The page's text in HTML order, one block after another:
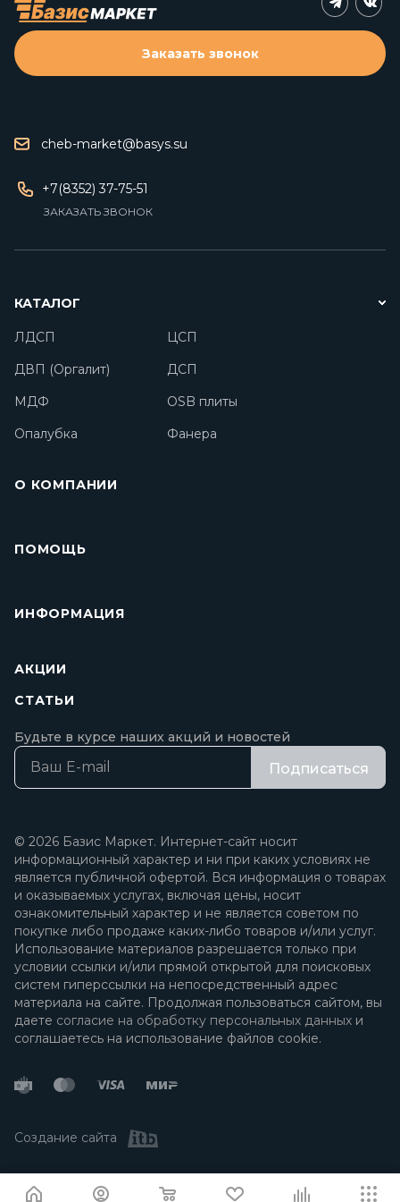
cheb-market@basys.su
+7(8352) 37-75-51
ЗАКАЗАТЬ ЗВОНОК
Заказать звонок
КАТАЛОГ
ЛДСП
ЦСП
ДВП (Оргалит)
ДСП
МДФ
OSB плиты
Опалубка
Фанера
О КОМПАНИИ
ПОМОЩЬ
ИНФОРМАЦИЯ
АКЦИИ
СТАТЬИ
Будьте в курсе наших акций и новостей
Подписаться
© 2026 Базис Маркет. Интернет-сайт носит
информационный характер и ни при каких условиях не
является публичной офертой. Вся информация о товарах
и оказываемых услугах, включая цены, носит
ознакомительный характер и не является советом по
покупке либо продаже каких-либо товаров и/или услуг.
Использование материалов разрешается только при
условии ссылки и/или прямой открытой для поисковых
систем гиперссылки на непосредственный адрес
материала на сайте. Продолжая пользоваться сайтом, вы
даете согласие на обработку персональных данных и
соглашаетесь на использование файлов cookie.
Создание сайта